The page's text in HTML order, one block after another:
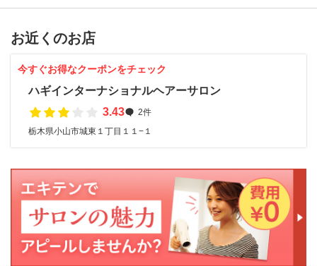
お近くのお店
今すぐお得なクーポンをチェック
ハギインターナショナルヘアーサロン
3.43
2件
栃木県小山市城東１丁目１１−１